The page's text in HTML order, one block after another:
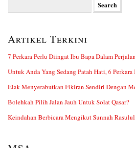
Artikel Terkini
7 Perkara Perlu Diingat Ibu Bapa Dalam
Untuk Anda Yang Sedang Patah Hati, 6
Elak Menyerabutkan Fikiran Sendiri Dengan
Bolehkah Pilih Jalan Jauh Untuk Solat Qasar?
Keindahan Berbicara Mengikut Sunnah